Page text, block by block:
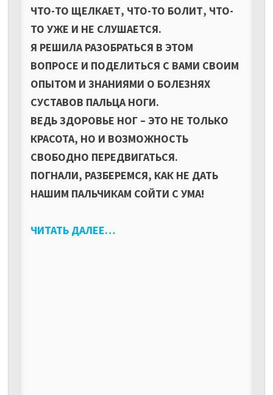
ЧТО-ТО ЩЕЛКАЕТ, ЧТО-ТО БОЛИТ, ЧТО-
ТО УЖЕ И НЕ СЛУШАЕТСЯ.
Я РЕШИЛА РАЗОБРАТЬСЯ В ЭТОМ
ВОПРОСЕ И ПОДЕЛИТЬСЯ С ВАМИ СВОИМ
ОПЫТОМ И ЗНАНИЯМИ О БОЛЕЗНЯХ
СУСТАВОВ ПАЛЬЦА НОГИ.
ВЕДЬ ЗДОРОВЬЕ НОГ – ЭТО НЕ ТОЛЬКО
КРАСОТА, НО И ВОЗМОЖНОСТЬ
СВОБОДНО ПЕРЕДВИГАТЬСЯ.
ПОГНАЛИ, РАЗБЕРЕМСЯ, КАК НЕ ДАТЬ
НАШИМ ПАЛЬЧИКАМ СОЙТИ С УМА!
ЧИТАТЬ ДАЛЕЕ…